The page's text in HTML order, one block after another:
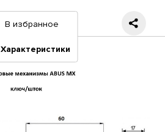
В избранное
Характеристики